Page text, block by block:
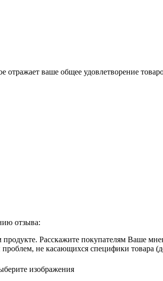
отражает ваше общее удовлетворение
отзыва:
продукте. Расскажите покупателям Ваше
не касающихся специфики товара
изображения